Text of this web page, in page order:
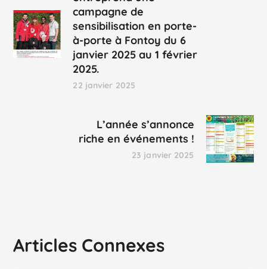
campagne de
sensibilisation en porte-
à-porte à Fontoy du 6
janvier 2025 au 1 février
2025.
22 janvier 2025
L’année s’annonce
riche en événements !
23 janvier 2025
Articles Connexes